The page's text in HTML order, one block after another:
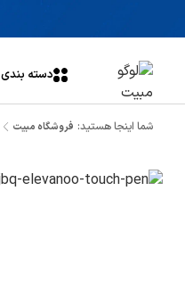
دسته بندی
شما اینجا هستید: فروشگاه مبیت